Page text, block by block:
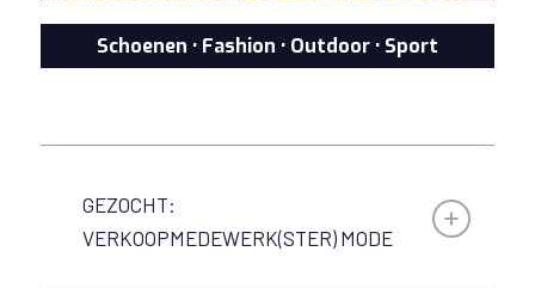
Schoenen • Fashion • Outdoor • Sport
GEZOCHT:
VERKOOPMEDEWERK(STER) MODE